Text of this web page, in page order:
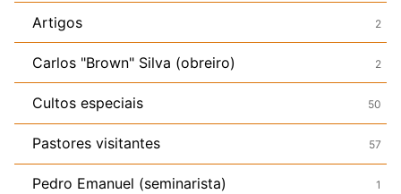
Artigos 2
Carlos "Brown" Silva (obreiro) 2
Cultos especiais 50
Pastores visitantes 57
Pedro Emanuel (seminarista) 1